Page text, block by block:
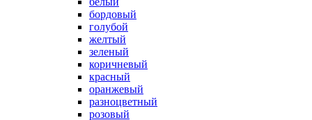
бордовый
голубой
желтый
зеленый
коричневый
красный
оранжевый
разноцветный
розовый